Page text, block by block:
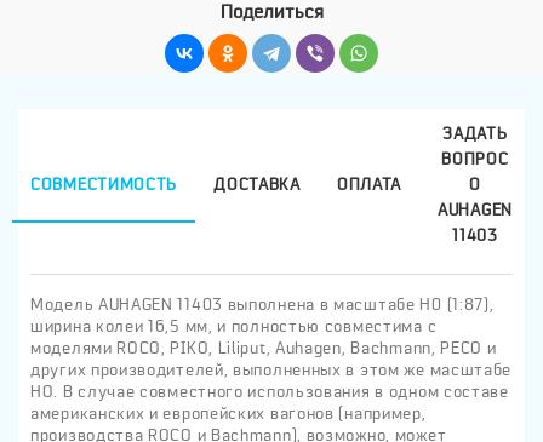
Поделиться
СОВМЕСТИМОСТЬ ДОСТАВКА ОПЛАТА
ЗАДАТЬ
ВОПРОС
О
AUHAGEN
11403
Модель AUHAGEN 11403 выполнена в масштабе H0 (1:87),
ширина колеи 16,5 мм, и полностью совместима с
моделями ROCO, PIKO, Liliput, Auhagen, Bachmann, PECO и
других производителей, выполненных в этом же масштабе
HO. В случае совместного использования в одном составе
американских и европейских вагонов (например,
производства ROCO и Bachmann), возможно, может